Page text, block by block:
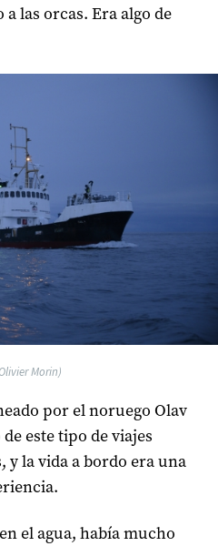
las orcas. Era algo de
Morin)
por el noruego Olav
este tipo de viajes
y la vida a bordo era una
el agua, había mucho